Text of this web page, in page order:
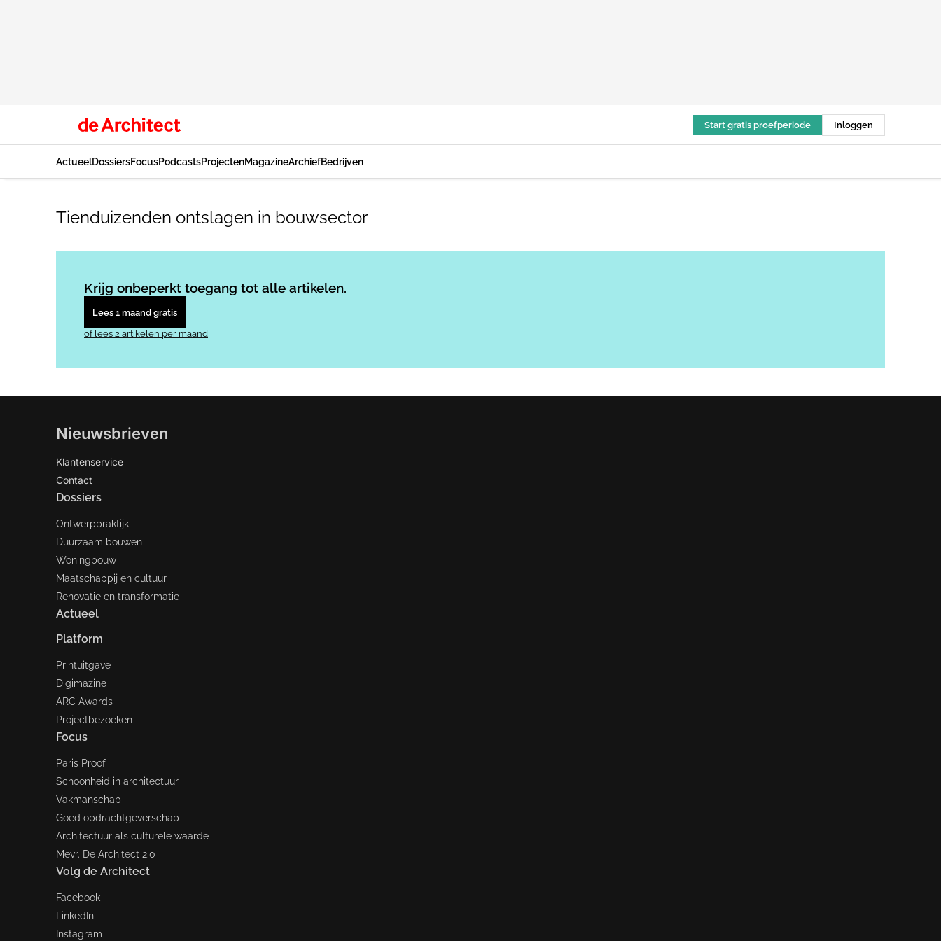
Start gratis proefperiode Inloggen
ActueelDossiersFocusPodcastsProjectenMagazineArchiefBedrijven
Tienduizenden ontslagen in bouwsector
Krijg onbeperkt toegang tot alle artikelen.
Lees 1 maand gratis
of lees 2 artikelen per maand
Nieuwsbrieven
Klantenservice
Contact
Dossiers
Ontwerppraktijk
Duurzaam bouwen
Woningbouw
Maatschappij en cultuur
Renovatie en transformatie
Actueel
Platform
Printuitgave
Digimazine
ARC Awards
Projectbezoeken
Focus
Paris Proof
Schoonheid in architectuur
Vakmanschap
Goed opdrachtgeverschap
Architectuur als culturele waarde
Mevr. De Architect 2.0
Volg de Architect
Facebook
LinkedIn
Instagram